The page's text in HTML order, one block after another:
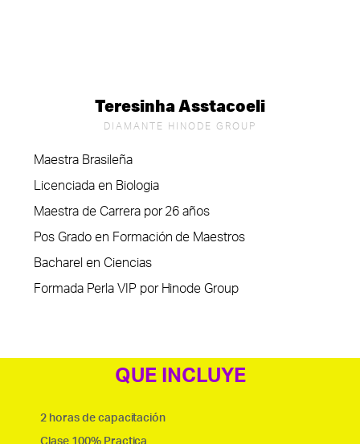
Teresinha Asstacoeli
DIAMANTE HINODE GROUP
Maestra Brasileña
Licenciada en Biologia
Maestra de Carrera por 26 años
Pos Grado en Formación de Maestros
Bacharel en Ciencias
Formada Perla VIP por Hinode Group
QUE INCLUYE
2 horas de capacitación
Clase 100% Practica